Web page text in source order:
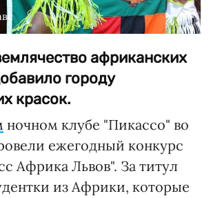
африканских
городу
красок.
ночном клубе "Пикассо" во
ежегодный конкурс
Африка Львов". За титул
из Африки, которые